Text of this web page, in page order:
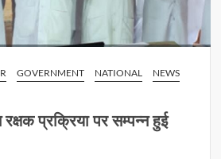
GOVERNMENT NATIONAL
NEWS
प्रक्रिया पर सम्पन्न हुई